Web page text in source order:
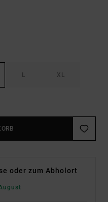
L XL
oder zum Abholort